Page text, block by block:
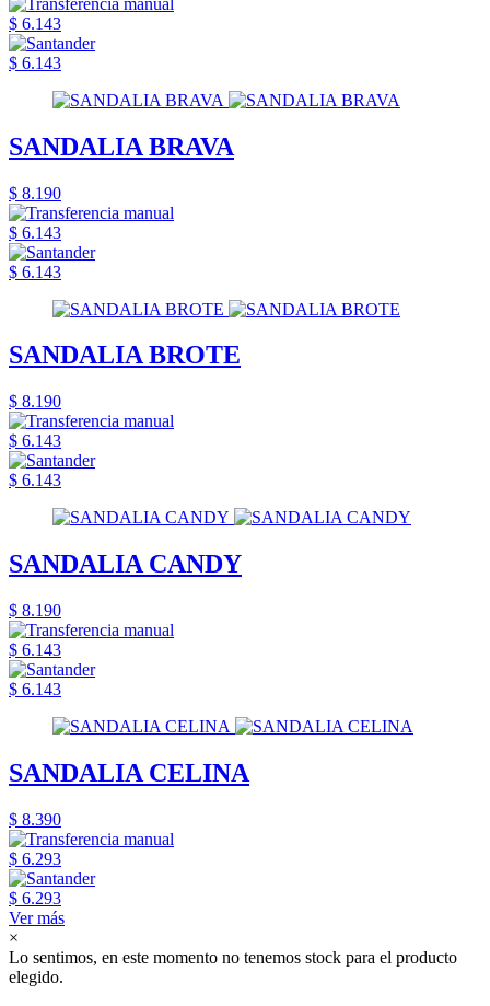
$ 6.143
$ 6.143
SANDALIA BRAVA
$ 8.190
$ 6.143
$ 6.143
SANDALIA BROTE
$ 8.190
$ 6.143
$ 6.143
SANDALIA CANDY
$ 8.190
$ 6.143
$ 6.143
SANDALIA CELINA
$ 8.390
$ 6.293
$ 6.293
Ver más
×
Lo sentimos, en este momento no tenemos stock para el producto
elegido.